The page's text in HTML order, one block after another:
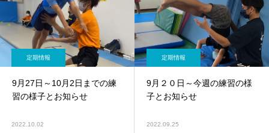
定期情報
9月27日～10月2日までの練
習の様子とお知らせ
2022.10.02
定期情報
9月２０日～今週の練習の様
子とお知らせ
2022.09.25